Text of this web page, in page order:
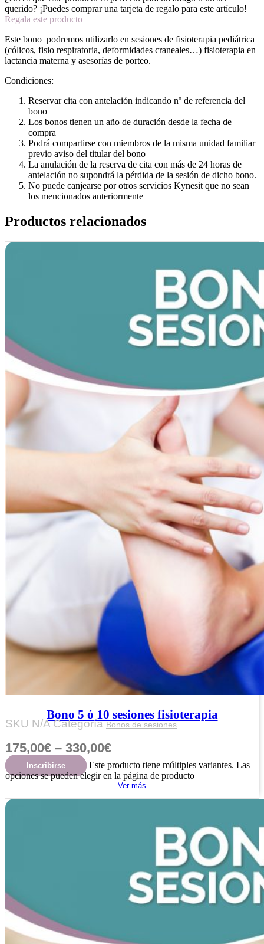
querido? ¡Puedes comprar una tarjeta de regalo para este artículo!
Regala este producto
Este bono podremos utilizarlo en sesiones de fisioterapia pediátrica
(cólicos, fisio respiratoria, deformidades craneales…) fisioterapia en
lactancia materna y asesorías de porteo.
Condiciones:
Reservar cita con antelación indicando nº de referencia del
bono
Los bonos tienen un año de duración desde la fecha de
compra
Podrá compartirse con miembros de la misma unidad familiar
previo aviso del titular del bono
La anulación de la reserva de cita con más de 24 horas de
antelación no supondrá la pérdida de la sesión de dicho bono.
No puede canjearse por otros servicios Kynesit que no sean
los mencionados anteriormente
Productos relacionados
Bono 5 ó 10 sesiones fisioterapia
SKU N/ACategoría Bonos de sesiones
175,00€ – 330,00€
Inscribirse
Este producto tiene múltiples variantes. Las
opciones se pueden elegir en la página de producto
Ver más